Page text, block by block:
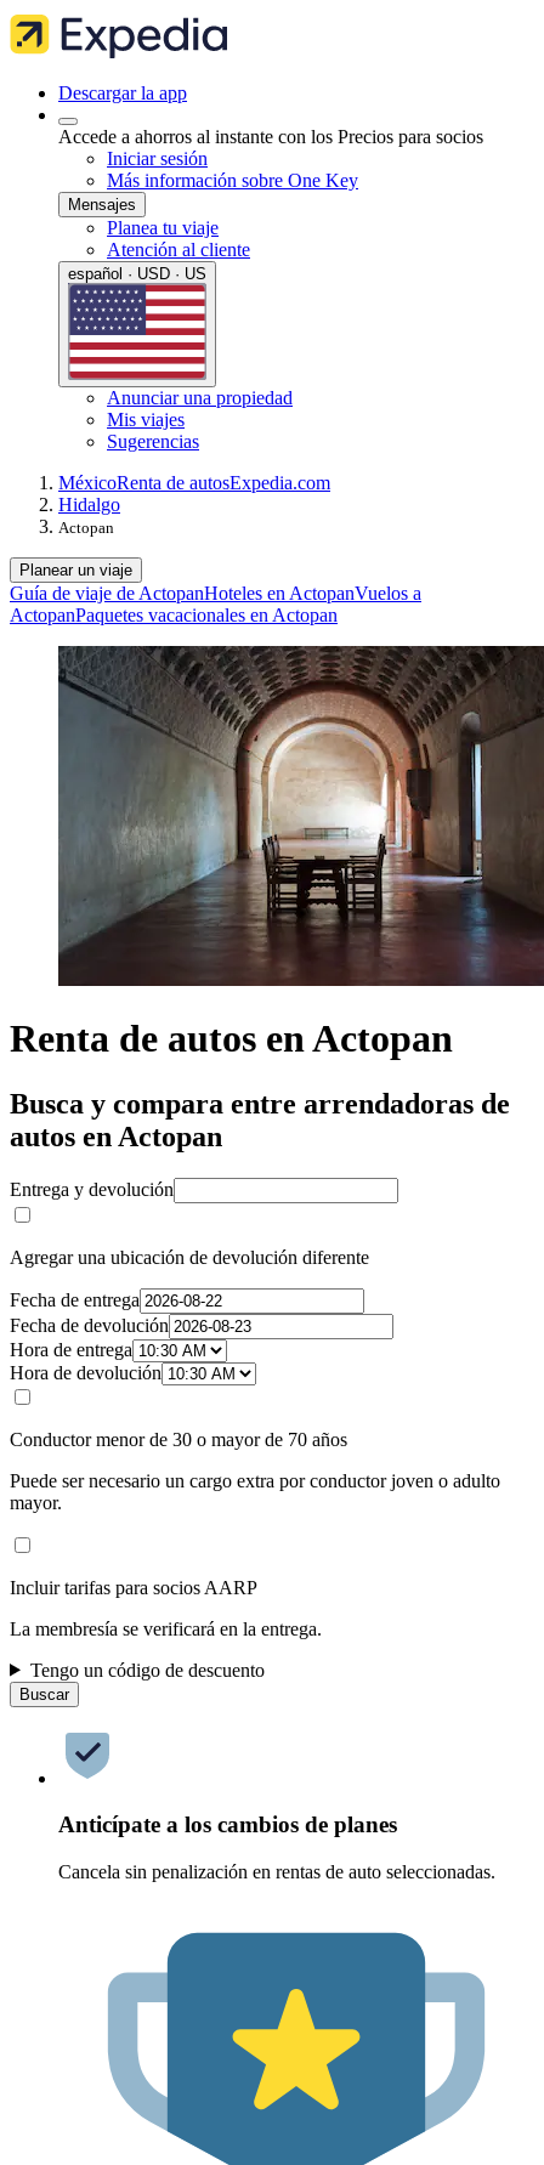
Descargar la app
Accede a ahorros al instante con los Precios para socios
Iniciar sesión
Más información sobre One Key
Mensajes
Planea tu viaje
Atención al cliente
español · USD · US
Anunciar una propiedad
Mis viajes
Sugerencias
MéxicoRenta de autosExpedia.com
Hidalgo
Actopan
Planear un viaje
Guía de viaje de ActopanHoteles en ActopanVuelos a
ActopanPaquetes vacacionales en Actopan
Renta de autos en Actopan
Busca y compara entre arrendadoras de
autos en Actopan
Entrega y devolución
Agregar una ubicación de devolución diferente
Fecha de entrega
Fecha de devolución
Hora de entrega
Hora de devolución
Conductor menor de 30 o mayor de 70 años
Puede ser necesario un cargo extra por conductor joven o adulto
mayor.
Incluir tarifas para socios AARP
La membresía se verificará en la entrega.
Tengo un código de descuento
Buscar
Anticípate a los cambios de planes
Cancela sin penalización en rentas de auto seleccionadas.